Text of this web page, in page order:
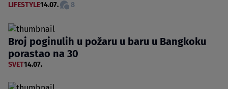
LIFESTYLE14.07. 8
Broj poginulih u požaru u baru u Bangkoku
porastao na 30
SVET14.07.